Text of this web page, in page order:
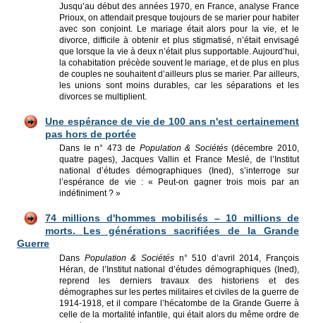
Jusqu’au début des années 1970, en France, analyse France
Prioux, on attendait presque toujours de se marier pour habiter
avec son conjoint. Le mariage était alors pour la vie, et le
divorce, difficile à obtenir et plus stigmatisé, n’était envisagé
que lorsque la vie à deux n’était plus supportable. Aujourd’hui,
la cohabitation précède souvent le mariage, et de plus en plus
de couples ne souhaitent d’ailleurs plus se marier. Par ailleurs,
les unions sont moins durables, car les séparations et les
divorces se multiplient.
Une espérance de vie de 100 ans n'est certainement
pas hors de portée
Dans le n° 473 de Population & Sociétés(décembre 2010,
quatre pages), Jacques Vallin et France Meslé, de l’Institut
national d’études démographiques (Ined), s’interroge sur
l’espérance de vie : « Peut-on gagner trois mois par an
indéfiniment ? »
74 millions d'hommes mobilisés – 10 millions de
morts. Les générations sacrifiées de la Grande
Guerre
Dans Population & Sociétésn° 510 d’avril 2014, François
Héran, de l’Institut national d’études démographiques (Ined),
reprend les derniers travaux des historiens et des
démographes sur les pertes militaires et civiles de la guerre de
1914-1918, et il compare l’hécatombe de la Grande Guerre à
celle de la mortalité infantile, qui était alors du même ordre de